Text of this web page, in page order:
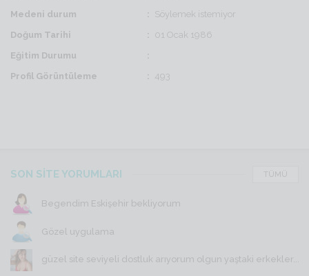
Medeni durum
Söylemek istemiyor
Doğum Tarihi
01 Ocak 1986
Eğitim Durumu
Profil Görüntüleme
493
SON SİTE YORUMLARI TÜMÜ
Begendim Eskişehir bekliyorum
Gözel uygulama
güzel site seviyeli dostluk arıyorum olgun yaştaki erkekler...